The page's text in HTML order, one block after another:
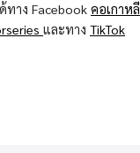
ทาง Facebook คอเกาหลี
และทาง TikTok